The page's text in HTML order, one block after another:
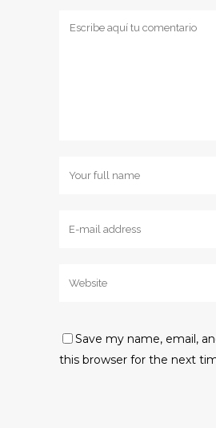
Save my name, email,
this browser for the next